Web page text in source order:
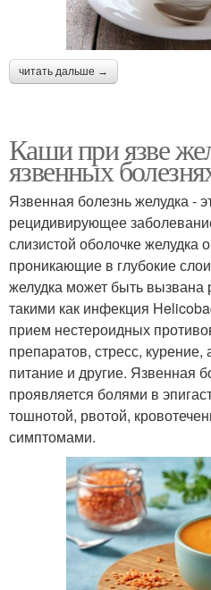
читать дальше →
Каши при язве
язвенных
Язвенная болезнь желудка -
рецидивирующее
слизистой оболочке желудка
проникающие в глубокие
желудка может быть
такими как инфекция
прием нестероидных
препаратов, стресс,
питание и другие. Язвенная
проявляется болями в
тошнотой, рвотой,
симптомами.